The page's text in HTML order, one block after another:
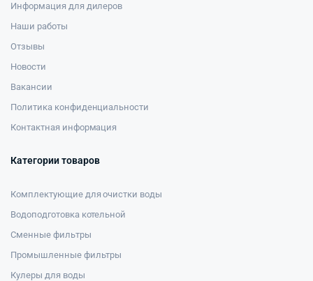
Информация для дилеров
Наши работы
Отзывы
Новости
Вакансии
Политика конфиденциальности
Контактная информация
Категории товаров
Комплектующие для очистки воды
Водоподготовка котельной
Сменные фильтры
Промышленные фильтры
Кулеры для воды